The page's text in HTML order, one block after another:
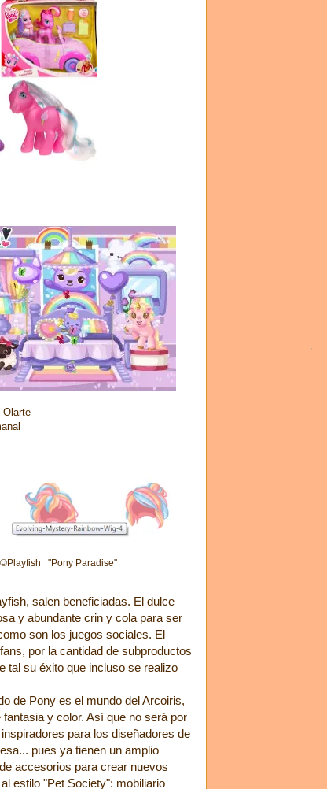
©Playfish "Pony Paradise"
salen beneficiadas. El dulce
y abundante crin y cola para ser
son los juegos sociales. El
por la cantidad de subproductos
tal su éxito que incluso se realizo
de Pony es el mundo del Arcoiris,
fantasia y color. Así que no será por
para los diseñadores de
pues ya tienen un amplio
accesorios para crear nuevos
estilo "Pet Society": mobiliario